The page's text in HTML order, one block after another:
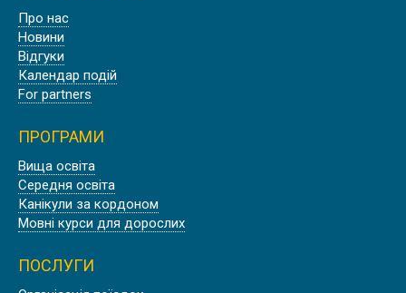
ПРОФЕСІЙНА АНГЛІЙСЬКА ДЛЯ
АВІАЦІЙНИХ ФАХІВЦІВ В АНГЛІЇ,
Про нас
Новини
Відгуки
Календар подій
For partners
ПРОГРАМИ
Вища освіта
Середня освіта
Канікули за кордоном
Мовні курси для дорослих
ПОСЛУГИ